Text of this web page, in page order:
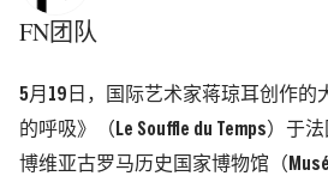
FN团队
5月19日，国际艺术家蒋琼耳创作的
的呼吸》（Le Souffle du Temps）于
博维亚古罗马历史国家博物馆（